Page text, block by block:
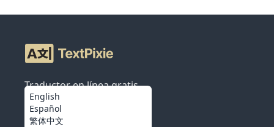
Traductor en línea gratis
English
Español
繁体中文